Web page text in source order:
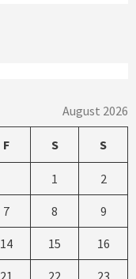
August 2026
F S S
1 2
7 8 9
14 15 16
21 22 23